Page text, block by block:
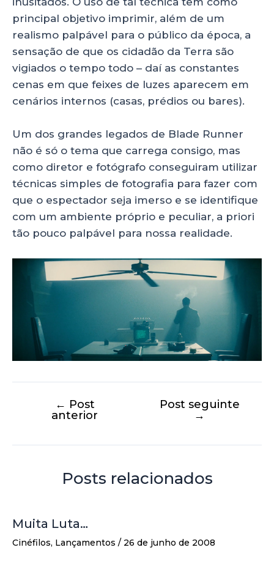
principal objetivo imprimir, além de um
realismo palpável para o público da época, a
sensação de que os cidadão da Terra são
vigiados o tempo todo – daí as constantes
cenas em que feixes de luzes aparecem em
cenários internos (casas, prédios ou bares).
Um dos grandes legados de Blade Runner
não é só o tema que carrega consigo, mas
como diretor e fotógrafo conseguiram utilizar
técnicas simples de fotografia para fazer com
que o espectador seja imerso e se identifique
com um ambiente próprio e peculiar, a priori
tão pouco palpável para nossa realidade.
← Post
anterior
Post seguinte
→
Posts relacionados
Muita Luta…
Cinéfilos, Lançamentos / 26 de junho de 2008